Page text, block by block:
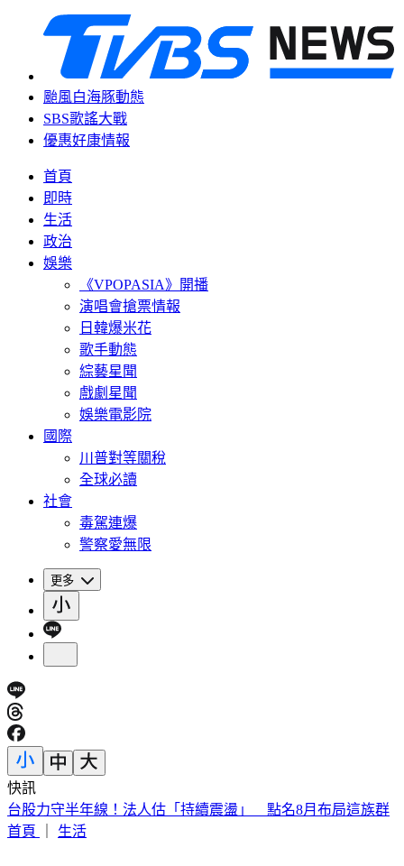
颱風白海豚動態
SBS歌謠大戰
優惠好康情報
首頁
即時
生活
政治
娛樂
《VPOPASIA》開播
演唱會搶票情報
日韓爆米花
歌手動態
綜藝星聞
戲劇星聞
娛樂電影院
國際
川普對等關稅
全球必讀
社會
毒駕連爆
警察愛無限
更多
快訊
快訊／台南嚴重車禍！轎車遭擠壓成廢鐵 駕駛當場身亡
首頁
生活